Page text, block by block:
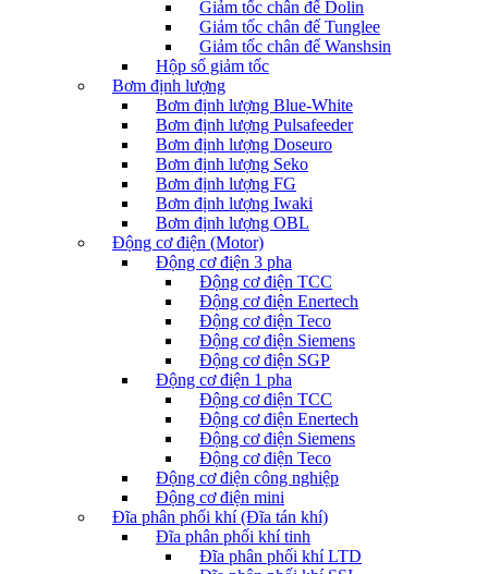
Giảm tốc chân đế Dolin
Giảm tốc chân đế Tunglee
Giảm tốc chân đế Wanshsin
Hộp số giảm tốc
Bơm định lượng
Bơm định lượng Blue-White
Bơm định lượng Pulsafeeder
Bơm định lượng Doseuro
Bơm định lượng Seko
Bơm định lượng FG
Bơm định lượng Iwaki
Bơm định lượng OBL
Động cơ điện (Motor)
Động cơ điện 3 pha
Động cơ điện TCC
Động cơ điện Enertech
Động cơ điện Teco
Động cơ điện Siemens
Động cơ điện SGP
Động cơ điện 1 pha
Động cơ điện TCC
Động cơ điện Enertech
Động cơ điện Siemens
Động cơ điện Teco
Động cơ điện công nghiệp
Động cơ điện mini
Đĩa phân phối khí (Đĩa tán khí)
Đĩa phân phối khí tinh
Đĩa phân phối khí LTD